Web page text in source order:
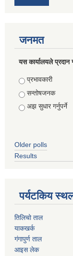
जनमत
यस कार्यालयले प्रदान
Choices
प्रभावकारी
सन्तोषजनक
अझ सुधार गर्नुपर्ने
Older polls
Results
पर्यटकिय
तिलिचो ताल
याकखर्क
गंगापुर्ण ताल
आइस लेक